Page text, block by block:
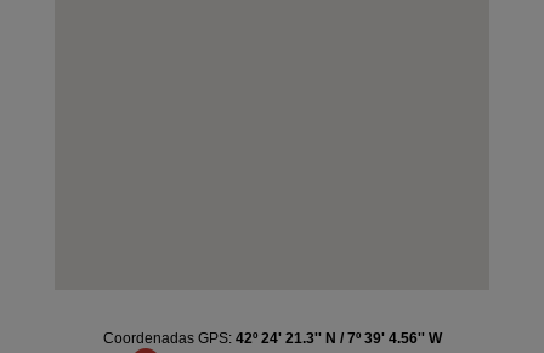
Coordenadas GPS: 42º 24' 21.3'' N / 7º 39' 4.56'' W